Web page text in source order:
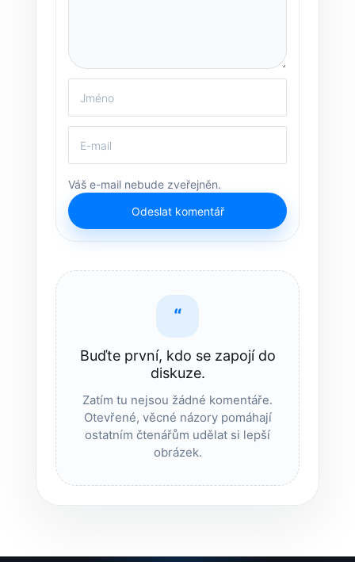
Váš e-mail nebude zveřejněn.
Odeslat komentář
“
Buďte první, kdo se zapojí do
diskuze.
Zatím tu nejsou žádné komentáře.
Otevřené, věcné názory pomáhají
ostatním čtenářům udělat si lepší
obrázek.